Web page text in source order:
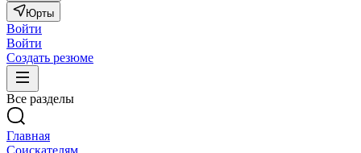
Юрты
Войти
Войти
Создать резюме
Все разделы
Главная
Соискателям